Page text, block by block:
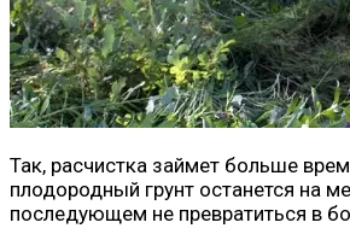
Так, расчистка займет больше
плодородный грунт останется на
последующем не превратиться в